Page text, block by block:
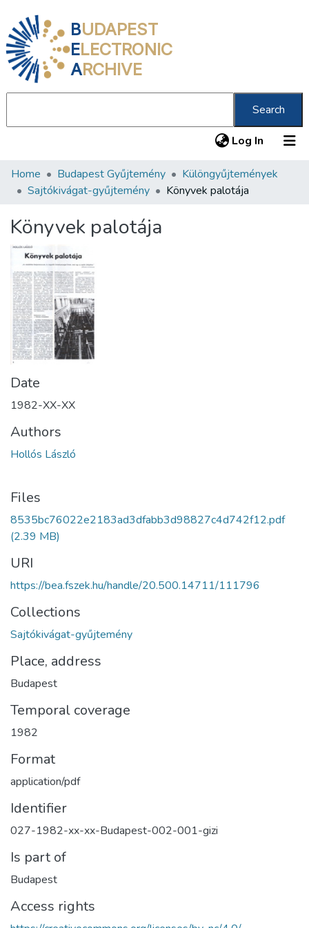
BUDAPEST
ELECTRONIC
ARCHIVE
Search
Log In (current)
Communities & Collections
Statistics
About us
Home Budapest Gyűjtemény
Különgyűjtemények
Sajtókivágat-gyűjtemény
Könyvek palotája
Könyvek palotája
Date
1982-XX-XX
Authors
Hollós László
Files
8535bc76022e2183ad3dfabb3d98827c4d742f12.pdf
(2.39 MB)
URI
https://bea.fszek.hu/handle/20.500.14711/111796
Collections
Sajtókivágat-gyűjtemény
Place, address
Budapest
Temporal coverage
1982
Format
application/pdf
Identifier
027-1982-xx-xx-Budapest-002-001-gizi
Is part of
Budapest
Access rights